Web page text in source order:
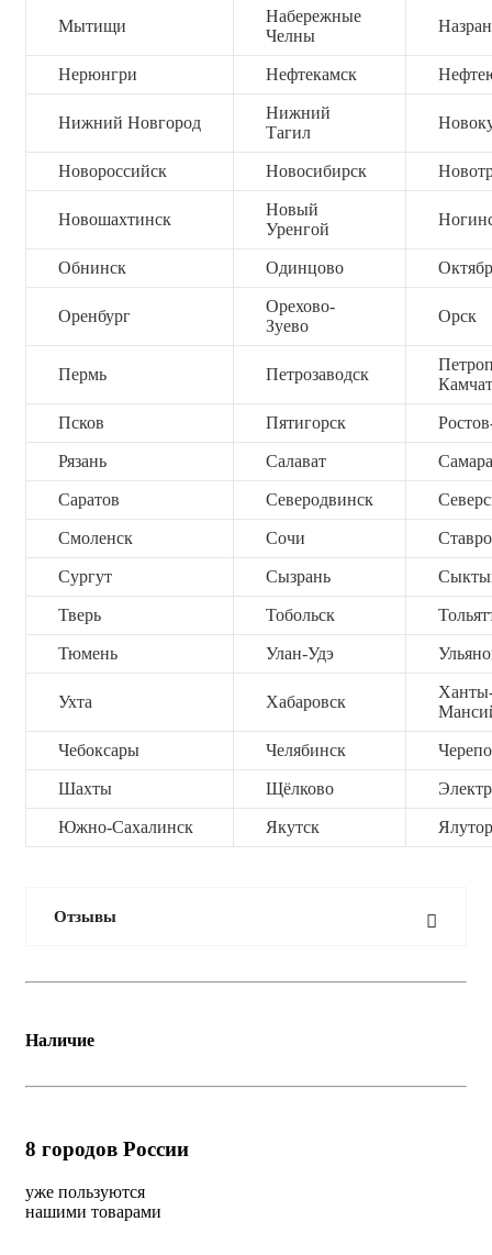
Мытищи
Набережные
Челны
Нерюнгри Нефтекамск
Нижний Новгород
Нижний
Тагил
Новороссийск Новосибирск
Новошахтинск
Новый
Уренгой
Обнинск Одинцово
Оренбург
Орехово-
Зуево
Орск
Пермь Петрозаводск
Псков Пятигорск
Рязань Салават Самара
Саратов Северодвинск
Смоленск Сочи
Сургут Сызрань
Тверь Тобольск
Тюмень Улан-Удэ
Ухта Хабаровск
Чебоксары Челябинск
Шахты Щёлково
Южно-Сахалинск Якутск
Отзывы
Наличие
8 городов России
уже пользуются
нашими товарами